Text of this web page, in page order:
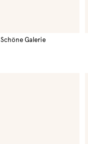
Schöne Galerie